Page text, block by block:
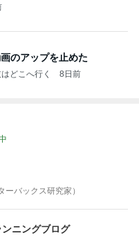
のアップを止めた
どこへ行く 8日前
バックス研究家）
ニングブログ